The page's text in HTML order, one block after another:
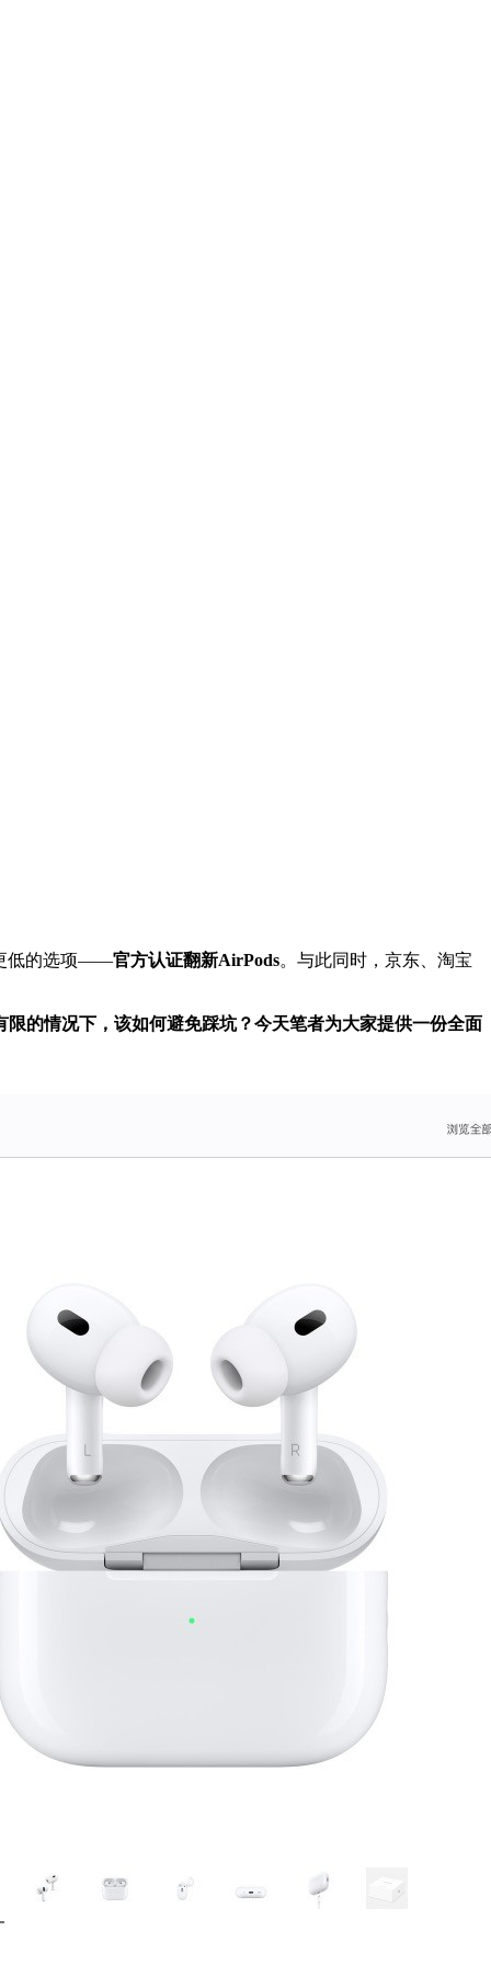
更低的选项——官方认证翻新AirPods。与此同时，京东、淘宝
的情况下，该如何避免踩坑？今天笔者为大家提供一份全面